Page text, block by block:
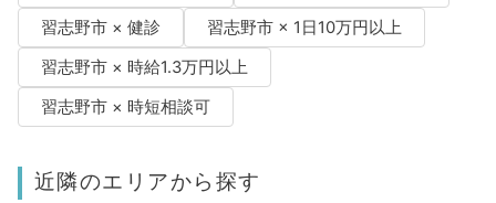
習志野市 × 健診
習志野市 × 1日10万円以上
習志野市 × 時給1.3万円以上
習志野市 × 時短相談可
近隣のエリアから探す